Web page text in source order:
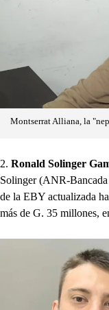
Montserrat Alliana, la
2. Ronald Solinger
Solinger (ANR-Bancada
de la EBY actualizada
más de G. 35 millones,